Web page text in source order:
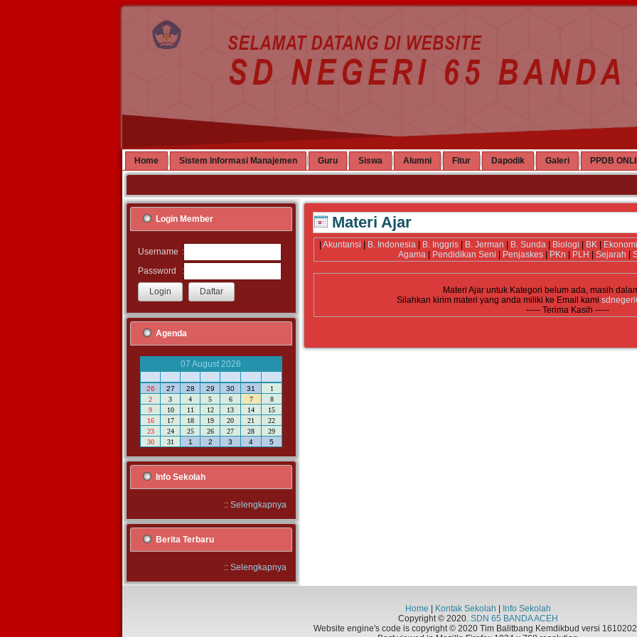
Home Sistem Informasi Manajemen Guru Siswa Alumni Fitur Dapodik Galeri PPDB
Login Member
Username :
Password
:
Agenda
07 August 2026
M
S S R K J S
26 27 28 29 30 31
1
2
3 4 5 6 7
8
9
10 11 12 13 14
15
16
17 18 19 20 21
22
23
24 25 26 27 28
29
30
31 1 2 3 4 5
Info Sekolah
:: Selengkapnya
Berita Terbaru
:: Selengkapnya
Materi Ajar
Akuntansi B. Indonesia B. Inggris B. Jerman B. Sunda Biologi BK
Ekonomi
Agama| Pendidikan Seni Penjaskes| PKn PLH Sejarah
Materi Ajar untuk Kategori belum ada, masih
Silahkan kirim materi yang anda miliki ke Email kami
----- Terima Kasih -----
Home Kontak Sekolah
Info Sekolah
Copyright © 2020. SDN 65 BANDA ACEH
Website engine's code is copyright © 2020 Tim Balitbang Kemdikbud versi